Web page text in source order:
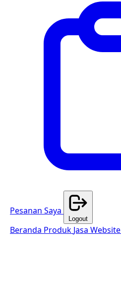
Pesanan Saya
Logout
Beranda Produk Jasa Website